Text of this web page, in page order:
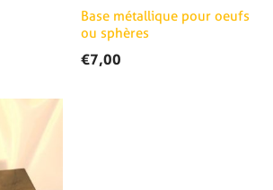
Base métallique pour oeufs
ou sphères
€7,00